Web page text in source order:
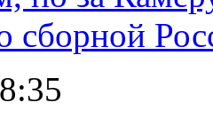
сборной